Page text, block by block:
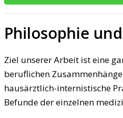
Philosophie
Ziel unserer Arbeit ist eine
beruflichen
hausärztlich-internistische
Befunde der einzelnen